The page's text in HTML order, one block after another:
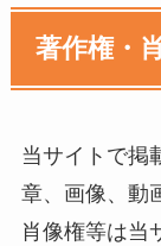
著作権・
当サイトで掲
章、画像、動
肖像権等は当